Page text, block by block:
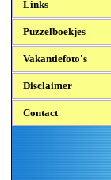
Links
Puzzelboekjes
Vakantiefoto's
Disclaimer
Contact